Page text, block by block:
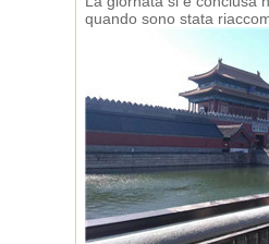
quando sono stata